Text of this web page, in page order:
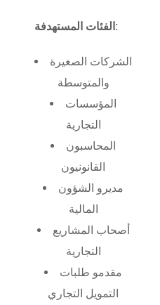
الفئات المستهدفة:
الشركات الصغيرة
والمتوسطة
المؤسسات
التجارية
المحاسبون
القانونيون
مديرو الشؤون
المالية
أصحاب المشاريع
التجارية
مقدمو طلبات
التمويل التجاري